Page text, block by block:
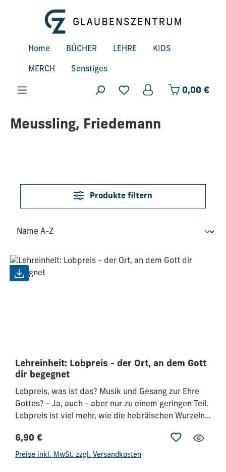
Zum Hauptinhalt springen
Home BÜCHER LEHRE KIDS
MERCH Sonstiges
0,00 €
Meussling, Friedemann
Produkte filtern
Lehreinheit: Lobpreis - der Ort, an dem Gott
dir begegnet
Lobpreis, was ist das? Musik und Gesang zur Ehre
Gottes? - Ja, auch - aber nur zu einem geringen Teil.
Lobpreis ist viel mehr, wie die hebräischen Wurzeln
verleugnen, von Gott begeistert wie abhängig zu
sein und auf sein Wirken zu reagieren - und das alles
Regulärer Preis:
6,90 €
Preise inkl. MwSt. zzgl. Versandkosten